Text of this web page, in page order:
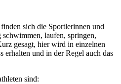
sich die Sportlerinnen und
laufen, springen,
gesagt, hier wird in einzelnen
erhalten und in der Regel auch das
sind: